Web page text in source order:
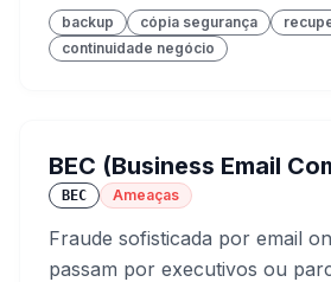
backup cópia segurança
continuidade negócio
BEC (Business Email
BEC Ameaças
Fraude sofisticada por email
passam por executivos ou